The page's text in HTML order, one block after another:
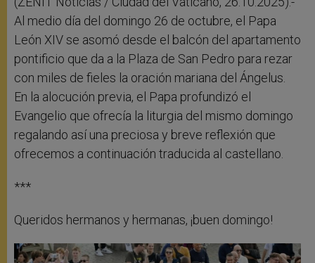
Al medio día del domingo 26 de octubre, el Papa
León XIV se asomó desde el balcón del apartamento
pontificio que da a la Plaza de San Pedro para rezar
con miles de fieles la oración mariana del Ángelus.
En la alocución previa, el Papa profundizó el
Evangelio que ofrecía la liturgia del mismo domingo
regalando así una preciosa y breve reflexión que
ofrecemos a continuación traducida al castellano.
***
Queridos hermanos y hermanas, ¡buen domingo!